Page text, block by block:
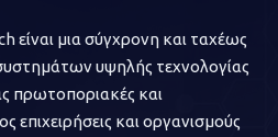
είναι μια σύγχρονη και ταχέως
υψηλής τεχνολογίας
πρωτοποριακές και
επιχειρήσεις και οργανισμούς